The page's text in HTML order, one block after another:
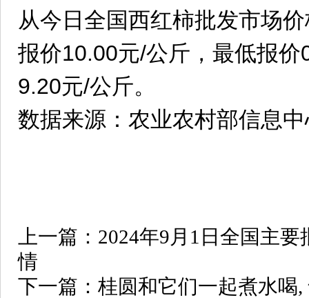
从今日全国西红柿批发市场
报价10.00元/公斤，最低报
9.20元/公斤。
数据来源：农业农村部信息
上一篇： 2024年9月1日全国主
情
下一篇： 桂圆和它们一起煮水喝